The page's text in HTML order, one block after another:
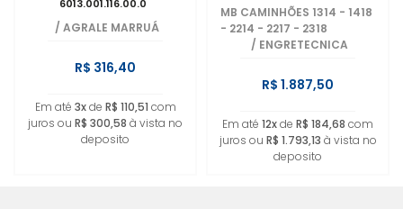
6013.001.116.00.0
/ AGRALE MARRUÁ
R$ 316,40
Em até 3xde R$ 110,51 com
juros ou R$ 300,58 à vista no
deposito
MB CAMINHÕES 1314 - 1418
- 2214 - 2217 - 2318
/ ENGRETECNICA
R$ 1.887,50
Em até 12xde R$ 184,68 com
juros ou R$ 1.793,13 à vista no
deposito